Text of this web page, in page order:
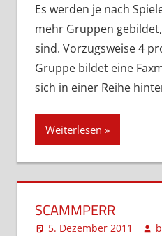
Es werden je nach
mehr Gruppen
sind. Vorzugsweise 4
Gruppe bildet eine
sich in einer Reihe
Weiterlesen
SCAMMPERR
5. Dezember 2011